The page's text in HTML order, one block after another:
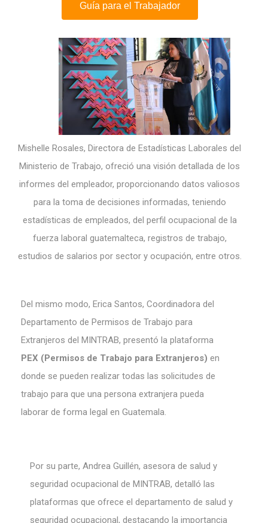
Guía para el Trabajador
Mishelle Rosales, Directora de Estadísticas Laborales del
Ministerio de Trabajo, ofreció una visión detallada de los
informes del empleador, proporcionando datos valiosos
para la toma de decisiones informadas, teniendo
estadísticas de empleados, del perfil ocupacional de la
fuerza laboral guatemalteca, registros de trabajo,
estudios de salarios por sector y ocupación, entre otros.
Del mismo modo, Erica Santos, Coordinadora del
Departamento de Permisos de Trabajo para
Extranjeros del MINTRAB, presentó la plataforma
PEX (Permisos de Trabajo para Extranjeros) en
donde se pueden realizar todas las solicitudes de
trabajo para que una persona extranjera pueda
laborar de forma legal en Guatemala.
Por su parte, Andrea Guillén, asesora de salud y
seguridad ocupacional de MINTRAB, detalló las
plataformas que ofrece el departamento de salud y
seguridad ocupacional, destacando la importancia